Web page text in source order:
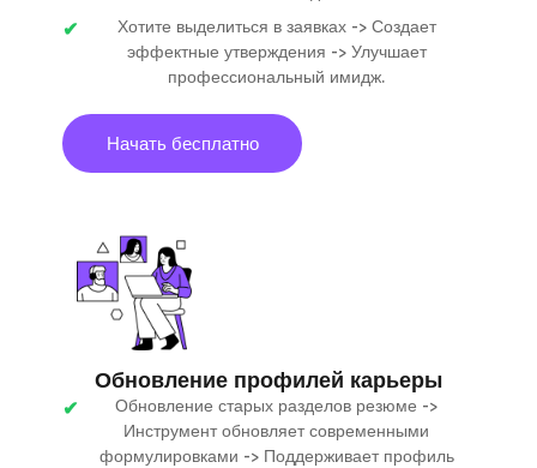
Хотите выделиться в заявках -> Создает
эффектные утверждения -> Улучшает
профессиональный имидж.
Начать бесплатно
Обновление профилей карьеры
Обновление старых разделов резюме ->
Инструмент обновляет современными
формулировками -> Поддерживает профиль